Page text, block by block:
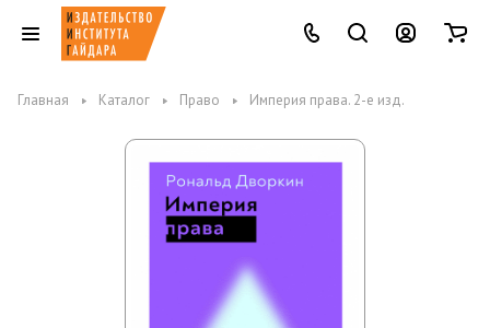
Главная Каталог Право Империя права. 2-е изд.